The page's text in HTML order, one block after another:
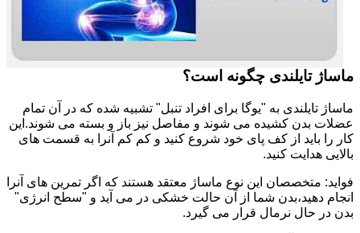
ماساژ تایلندی چگونه است؟
ماساژ تایلندی به "یوگا برای افراد تنبل" تشبیه شده که در آن تمام
عضلات بدن کشیده می شوند و مفاصل نیز باز و بسته می شوند.این
کار را باید از کف پای خود شروع کنید و کم کم آنرا به قسمت های
بالایی هدایت کنید.
فواید: متخصصان این نوع ماساژ معتقد هستند که اگر تمرین های آنرا
انجام دهید،بدن شما از آن حالت خشکی در می آید و "سطح انرژی"
بدن در حال نرمال قرار می گیرد.